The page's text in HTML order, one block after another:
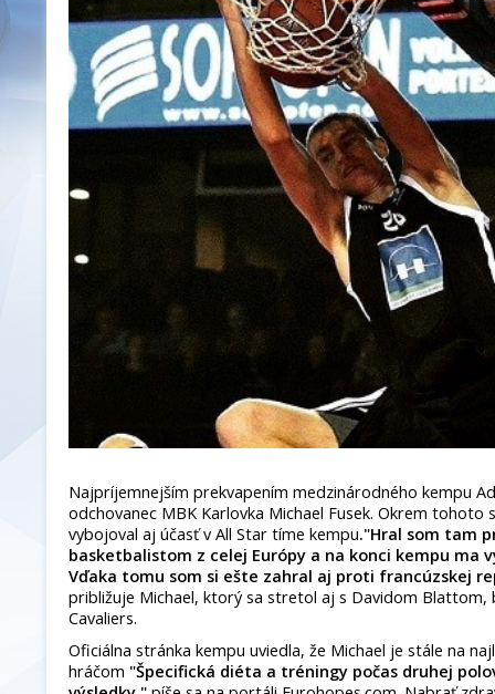
Najpríjemnejším prekvapením medzinárodného kempu
odchovanec MBK Karlovka Michael Fusek. Okrem tohoto
vybojoval aj účasť v All Star tíme kempu."Hral som tam
basketbalistom z celej Európy a na konci kempu ma
Vďaka tomu som si ešte zahral aj proti francúzskej
približuje Michael, ktorý sa stretol aj s Davidom Blattom,
Cavaliers.
Oficiálna stránka kempu uviedla, že Michael je stále na
hráčom "Špecifická diéta a tréningy počas druhej